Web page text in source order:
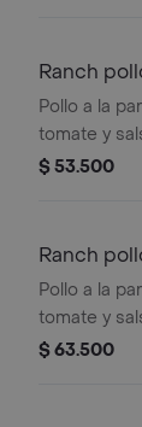
Ranch
Pollo a la
tomate y
porciones.
$ 53.500
Ranch
Pollo a la
tomate y
Incluye
$ 63.500